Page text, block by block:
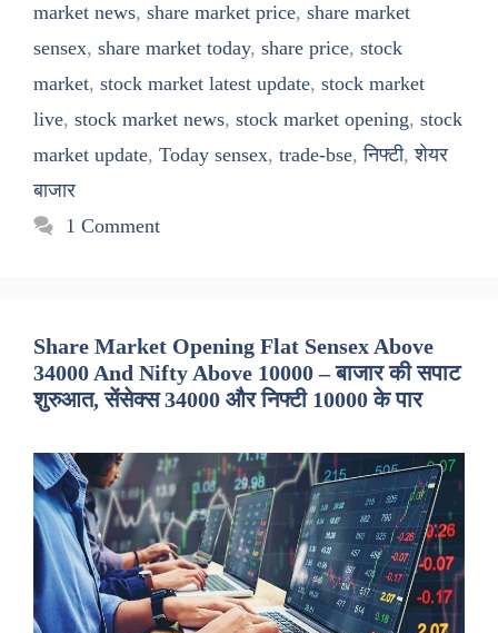
market news, share market price, share market
sensex, share market today, share price, stock
market, stock market latest update, stock market
live, stock market news, stock market opening, stock
market update, Today sensex, trade-bse,निफ्टी,शेयर
बाजार
1 Comment
Share Market Opening Flat Sensex Above
34000 And Nifty Above 10000 – बाजार की सपाट
शुरुआत, सेंसेक्स 34000 और निफ्टी 10000 के पार